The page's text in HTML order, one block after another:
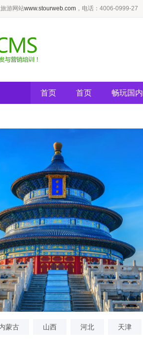
游网站www.stourweb.com ，电话：4006-0999-27
首页 首页 畅玩国内
蒙古 山西 河北 天津